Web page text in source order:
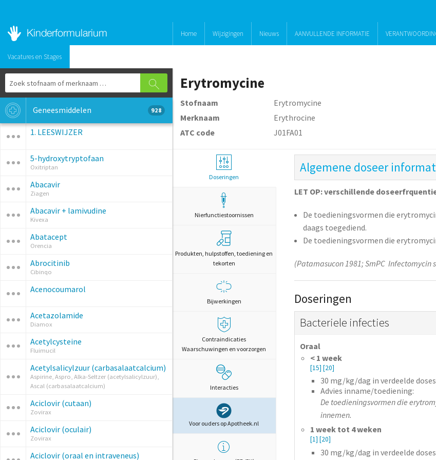
Home Wijzigingen Nieuws AANVULLENDE INFORMATIE
Vacatures en Stages
Geneesmiddelen 928
1. LEESWIJZER
5-hydroxytryptofaan
Oxitriptan
Abacavir
Ziagen
Abacavir + lamivudine
Kivexa
Abatacept
Orencia
Abrocitinib
Cibinqo
Acenocoumarol
Acetazolamide
Diamox
Acetylcysteine
Fluimucil
Acetylsalicylzuur (carbasalaatcalcium)
Aspirine, Aspro, Alka-Seltzer (acetylsalicylzuur),
Ascal (carbasalaatcalcium)
Aciclovir (cutaan)
Zovirax
Aciclovir (oculair)
Zovirax
Aciclovir (oraal en intraveneus)
Erytromycine
Stofnaam
Erytromycine
Merknaam
Erythrocine
ATC code
J01FA01
Doseringen
Nierfunctiestoornissen
Produkten, hulpstoffen, toediening en
tekorten
Bijwerkingen
Contraindicaties
Waarschuwingen en voorzorgen
Interacties
Voor ouders op Apotheek.nl
Algemene doseer
LET OP: verschillende
De toedieningsvormen die
daags toegediend.
De toedieningsvormen die
(Patamasucon 1981; SmPC Infectomycin
Doseringen
Bacteriele infecties
Oraal
< 1 week
[15] [20]
30 mg/kg/dag in verdeelde
Advies inname/toediening:
De toedieningsvormen die
innemen.
1 week tot 4 weken
[1] [20]
30 mg/kg/dag in verdeelde